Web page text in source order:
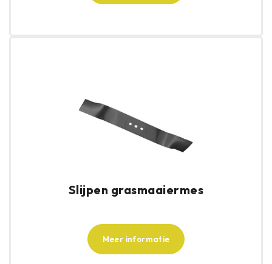
Slijpen grasmaaiermes
Meer informatie